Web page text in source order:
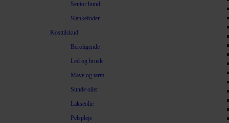
Senior hund
Slankefoder
Kosttilskud
Beroligende
Led og brusk
Mave og tarm
Sunde olier
Lakseolie
Pelspleje